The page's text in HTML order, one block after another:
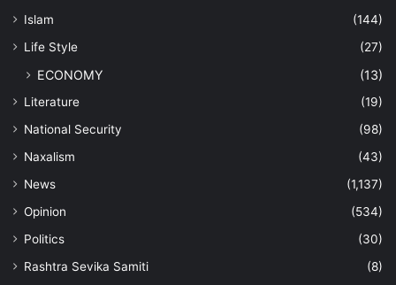
Islam
(144)
Life Style
(27)
ECONOMY (13)
Literature
(19)
National Security
(98)
Naxalism
(43)
News
(1,137)
Opinion
(534)
Politics
(30)
Rashtra Sevika Samiti
(8)